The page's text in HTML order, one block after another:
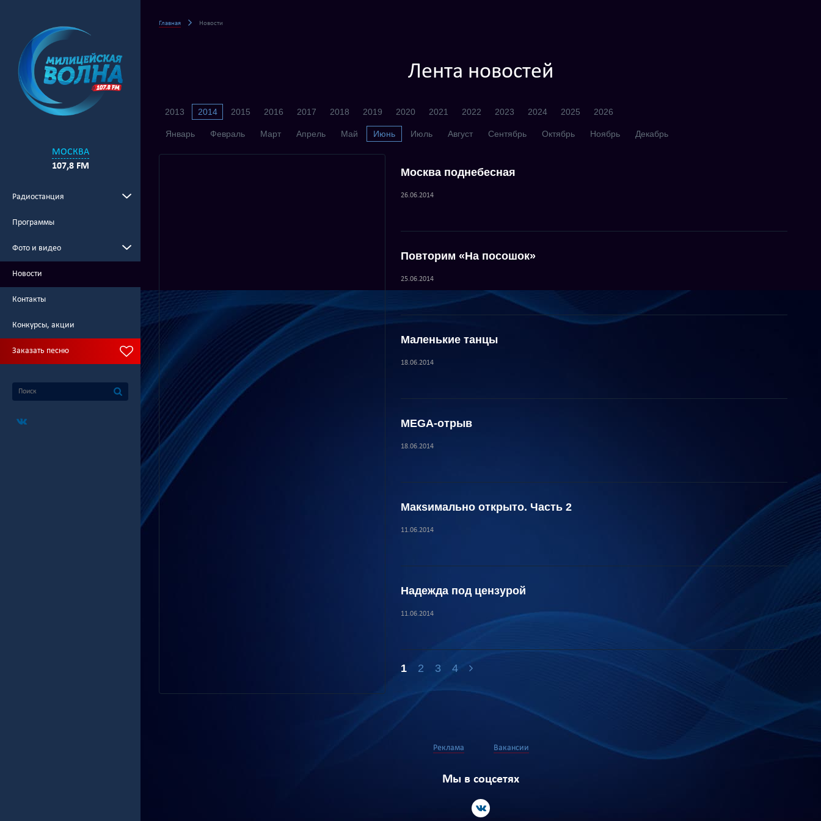
МОСКВА
107,8 FM
Радиостанция
Программы
Фото и видео
Новости
Контакты
Конкурсы, акции
Заказать песню
Главная Новости
Лента новостей
2013 2014 2015 2016 2017 2018 2019 2020 2021 2022 2023 2024 2025 2026
Январь Февраль Март Апрель Май Июнь Июль Август Сентябрь Октябрь Ноябрь Декабрь
Москва поднебесная
26.06.2014
Повторим «На посошок»
25.06.2014
Маленькие танцы
18.06.2014
MEGA-отрыв
18.06.2014
Макsимально открыто. Часть 2
11.06.2014
Надежда под цензурой
11.06.2014
1 2 3 4
Реклама Вакансии
Мы в соцсетях